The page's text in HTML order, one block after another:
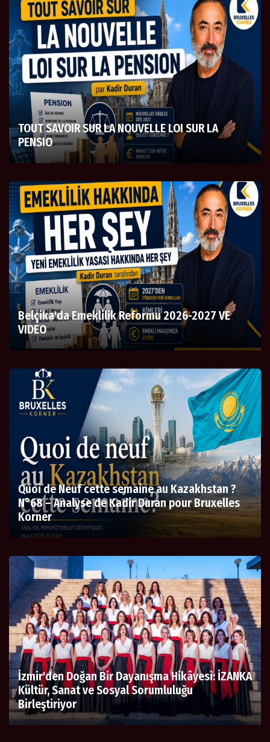
TOUT SAVOIR SUR LA NOUVELLE LOI SUR LA
PENSIO
Belçika'da Emeklilik Reformu 2026-2027 VE
VIDEO
Quoi de Neuf cette semaine au Kazakhstan ?
N°68 – Analyse de Kadir Duran pour Bruxelles
Korner
İzmir'den Doğan Bir Dayanışma Hikâyesi: İZANKA
Kültür, Sanat ve Sosyal Sorumluluğu
Birleştiriyor